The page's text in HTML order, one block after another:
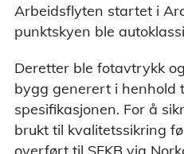
Arbeidsflyten startet i
punktskyen ble
Deretter ble fotavtrykk
bygg generert i henhold
spesifikasjonen. For å
brukt til kvalitetssikring
overført til SFKB
felles kartdatabase (SFKB) er et
via